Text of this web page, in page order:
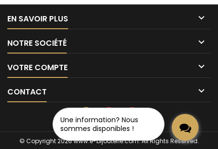
Une information? Nous
sommes disponibles !
EN SAVOIR PLUS 
NOTRE SOCIÉTÉ 
VOTRE COMPTE 
CONTACT 
© Copyright 2026 www.e-bijouterie.com. All Rights Reserved.